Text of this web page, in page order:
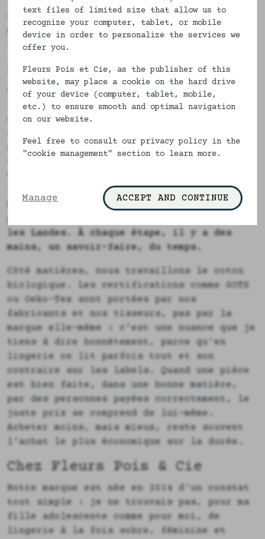
réuni mes conseils pour
laver et
entretenir sa lingerie en coton
sans
l'abîmer.
Le vrai prix d'une lingerie
On me demande parfois pourquoi une
lingerie en coton, fabriquée en France,
coûte plus qu'un lot trouvé en grande
n'a rien de moralisateur : le prix suit le
Villefranche-sur-Saône, dans le Rhône. La
lingerie de jour est confectionnée à
Firminy en Haute-Loire. Les plus grandes
pièces sont réalisées du côté de Dax, dans
les Landes. À chaque étape, il y a des
mains, un savoir-faire, du temps.
Côté matières, nous travaillons le coton
biologique. Les certifications comme GOTS
ou Oeko-Tex sont portées par nos
fabricants et nos tisseurs, pas par la
marque elle-même : c'est une nuance que je
tiens à dire honnêtement, parce qu'en
lingerie on lit parfois tout et son
contraire sur les labels. Quand une pièce
est bien faite, dans une bonne matière,
par des personnes payées correctement, le
juste prix se comprend de lui-même.
Acheter moins, mais mieux, reste souvent
l'achat le plus économique sur la durée.
Chez Fleurs Pois & Cie
Notre marque est née en 2014 d'un constat
tout simple : je ne trouvais pas, pour ma
fille adolescente comme pour moi, de
lingerie à la fois sobre, féminine et
text files of limited size that allow us to
recognize your computer, tablet, or mobile
device in order to personalize the services we
offer you.
Fleurs Pois et Cie, as the publisher of this
website, may place a cookie on the hard drive
of your device (computer, tablet, mobile,
etc.) to ensure smooth and optimal navigation
on our website.
Feel free to consult our privacy policy in the
"cookie management" section to learn more.
Manage ACCEPT AND CONTINUE